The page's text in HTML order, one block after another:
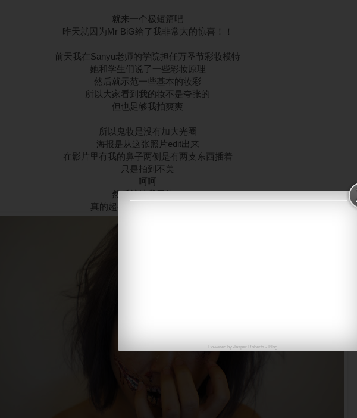
Powered by Jasper Roberts- Blog
就来一个极短篇吧
昨天就因为Mr BiG给了我非常大的惊喜！！
前天我在Sanyu老师的学院担任万圣节彩妆模特
她和学生们说了一些彩妆原理
然后就示范一些基本的妆彩
所以大家看到我的妆不是夸张的
但也足够我拍爽爽
所以鬼妆是没有加大光圈
海报是从这张照片edit出来
在影片里有我的鼻子两侧是有两支东西插着
只是拍到不美
呵呵
然后就被我弄掉了
真的超喜欢Mr BiG为我P的图